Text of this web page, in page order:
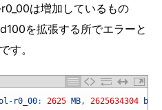
は増加しているもの
を拡張する所でエラーと
す。
- r0_00: 2625 MB , 2625634304